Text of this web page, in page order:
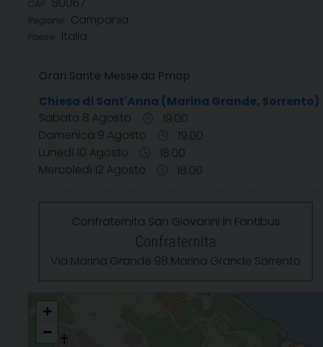
CAP: 80067
Regione: Campania
Paese: Italia
Orari Sante Messe da Pmap
Chiesa di Sant'Anna (Marina Grande, Sorrento)
Sabato 8 Agosto
19.00
Domenica 9 Agosto
19.00
Lunedì 10 Agosto
18.00
Mercoledì 12 Agosto
18.00
Confraternita San Giovanni in Fontibus
Confraternita
Via Marina Grande 98 Marina Grande Sorrento
+
−